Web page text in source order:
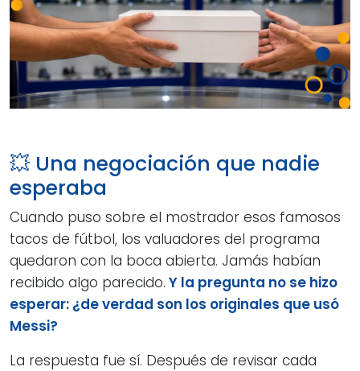
💥 Una negociación que nadie
esperaba
Cuando puso sobre el mostrador esos famosos
tacos de fútbol, los valuadores del programa
quedaron con la boca abierta. Jamás habían
recibido algo parecido. Y la pregunta no se hizo
esperar: ¿de verdad son los originales que usó
Messi?
La respuesta fue sí. Después de revisar cada